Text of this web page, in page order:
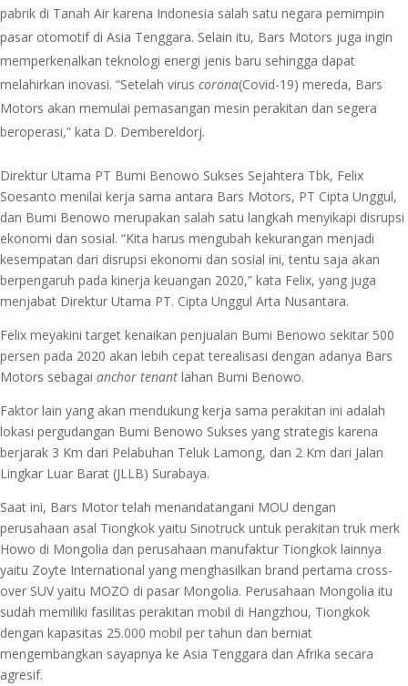
pabrik di Tanah Air karena Indonesia salah satu negara pemimpin
pasar otomotif di Asia Tenggara. Selain itu, Bars Motors juga ingin
memperkenalkan teknologi energi jenis baru sehingga dapat
melahirkan inovasi. “Setelah virus corona(Covid-19) mereda, Bars
Motors akan memulai pemasangan mesin perakitan dan segera
beroperasi,” kata D. Dembereldorj.
Direktur Utama PT Bumi Benowo Sukses Sejahtera Tbk, Felix
Soesanto menilai kerja sama antara Bars Motors, PT Cipta Unggul,
dan Bumi Benowo merupakan salah satu langkah menyikapi disrupsi
ekonomi dan sosial. “Kita harus mengubah kekurangan menjadi
kesempatan dari disrupsi ekonomi dan sosial ini, tentu saja akan
berpengaruh pada kinerja keuangan 2020,” kata Felix, yang juga
menjabat Direktur Utama PT. Cipta Unggul Arta Nusantara.
Felix meyakini target kenaikan penjualan Bumi Benowo sekitar 500
persen pada 2020 akan lebih cepat terealisasi dengan adanya Bars
Motors sebagai anchor tenant lahan Bumi Benowo.
Faktor lain yang akan mendukung kerja sama perakitan ini adalah
lokasi pergudangan Bumi Benowo Sukses yang strategis karena
berjarak 3 Km dari Pelabuhan Teluk Lamong, dan 2 Km dari Jalan
Lingkar Luar Barat (JLLB) Surabaya.
Saat ini, Bars Motor telah menandatangani MOU dengan
perusahaan asal Tiongkok yaitu Sinotruck untuk perakitan truk merk
Howo di Mongolia dan perusahaan manufaktur Tiongkok lainnya
yaitu Zoyte International yang menghasilkan brand pertama cross-
over SUV yaitu MOZO di pasar Mongolia. Perusahaan Mongolia itu
sudah memiliki fasilitas perakitan mobil di Hangzhou, Tiongkok
dengan kapasitas 25.000 mobil per tahun dan berniat
mengembangkan sayapnya ke Asia Tenggara dan Afrika secara
agresif.